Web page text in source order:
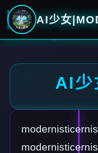
AI少女
AI少